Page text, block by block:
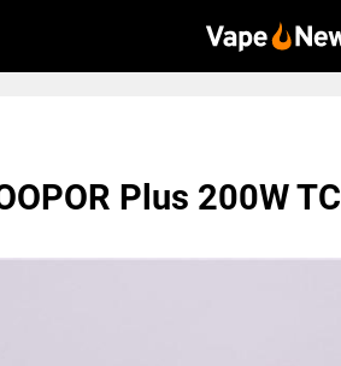
Plus 200W TC